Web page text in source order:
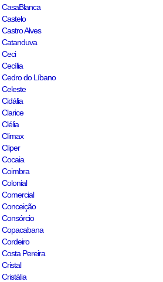
Alves
Catanduva
do Líbano
Cocaia
Coimbra
Copacabana
Pereira